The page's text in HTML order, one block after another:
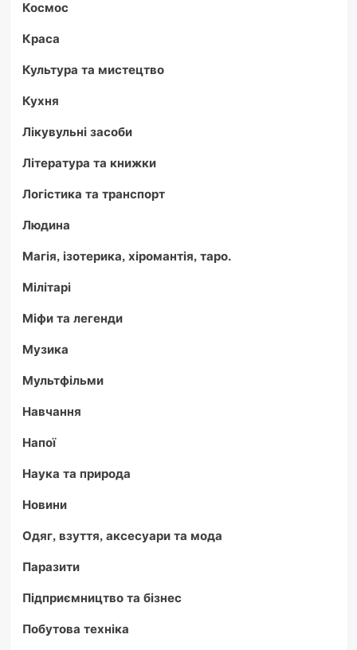
Космос
Краса
Культура та мистецтво
Кухня
Лікувульні засоби
Література та книжки
Логістика та транспорт
Людина
Магія, ізотерика, хіромантія, таро.
Мілітарі
Міфи та легенди
Музика
Мультфільми
Навчання
Напої
Наука та природа
Новини
Одяг, взуття, аксесуари та мода
Паразити
Підприємництво та бізнес
Побутова техніка